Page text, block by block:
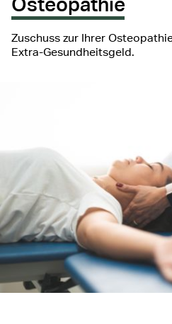
Zuschuss zur Ihrer
Extra-Gesundheitsgeld.